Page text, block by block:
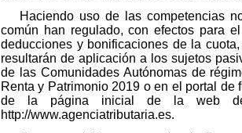
Haciendo uso de las competencias
común han regulado, con efectos para
deducciones y bonificaciones de la
resultarán de aplicación a los sujetos
de las Comunidades Autónomas de
Renta y Patrimonio 2019 o en el portal
de la página inicial de la web de
http://www.agenciatributaria.es.